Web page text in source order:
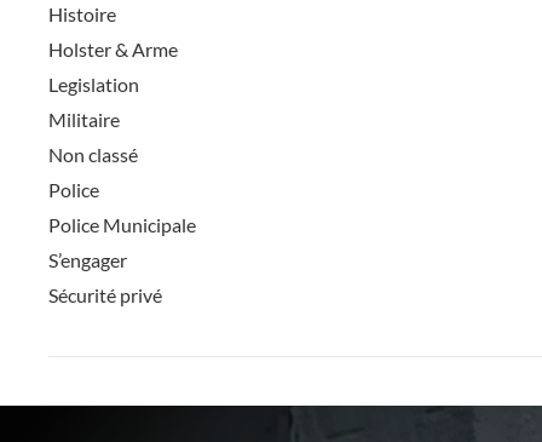
Histoire
Holster & Arme
Legislation
Militaire
Non classé
Police
Police Municipale
S’engager
Sécurité privé